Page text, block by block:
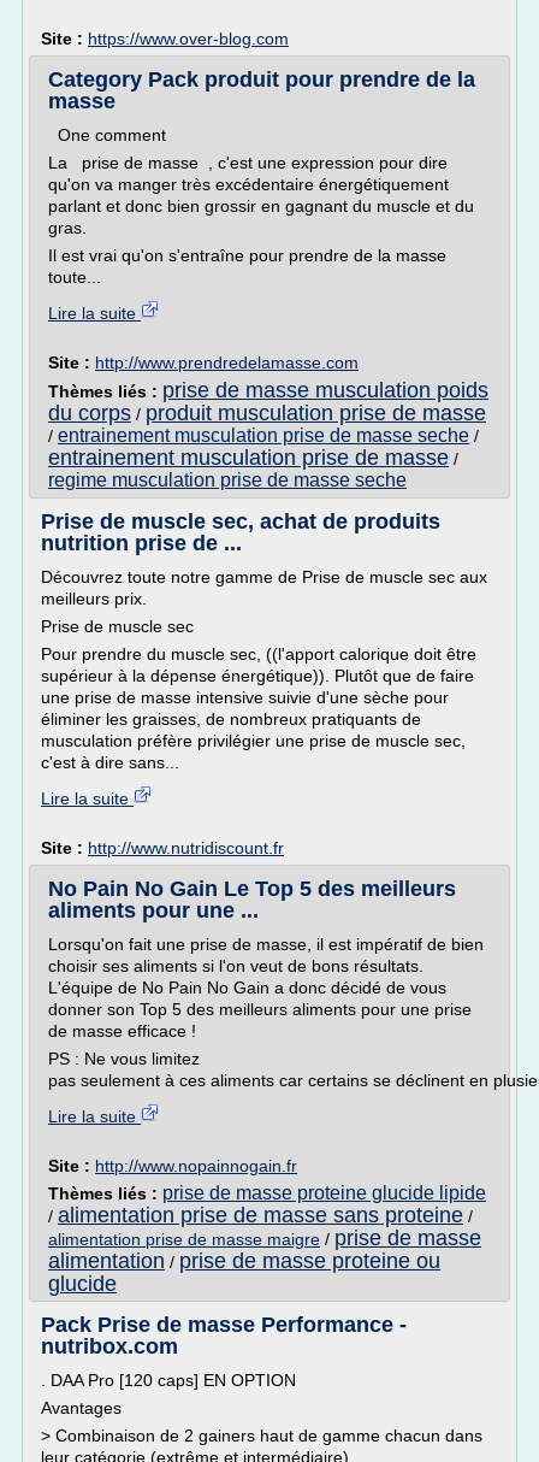
Site : https://www.over-blog.com
Category Pack produit pour prendre de la
masse
One comment
La prise de masse , c'est une expression pour dire
qu'on va manger très excédentaire énergétiquement
parlant et donc bien grossir en gagnant du muscle et du
gras.
Il est vrai qu'on s'entraîne pour prendre de la masse
toute...
Lire la suite
Site : http://www.prendredelamasse.com
Thèmes liés : prise de masse musculation poids
du corps / produit musculation prise de masse
/ entrainement musculation prise de masse seche /
entrainement musculation prise de masse /
regime musculation prise de masse seche
Prise de muscle sec, achat de produits
nutrition prise de ...
Découvrez toute notre gamme de Prise de muscle sec aux
meilleurs prix.
Prise de muscle sec
Pour prendre du muscle sec, ((l'apport calorique doit être
supérieur à la dépense énergétique)). Plutôt que de faire
une prise de masse intensive suivie d'une sèche pour
éliminer les graisses, de nombreux pratiquants de
musculation préfère privilégier une prise de muscle sec,
c'est à dire sans...
Lire la suite
Site : http://www.nutridiscount.fr
No Pain No Gain Le Top 5 des meilleurs
aliments pour une ...
Lorsqu'on fait une prise de masse, il est impératif de bien
choisir ses aliments si l'on veut de bons résultats.
L'équipe de No Pain No Gain a donc décidé de vous
donner son Top 5 des meilleurs aliments pour une prise
de masse efficace !
PS : Ne vous limitez
pas seulement à ces aliments car certains se déclinent en
Lire la suite
Site : http://www.nopainnogain.fr
Thèmes liés : prise de masse proteine glucide lipide
/ alimentation prise de masse sans proteine /
alimentation prise de masse maigre / prise de masse
alimentation / prise de masse proteine ou
glucide
Pack Prise de masse Performance -
nutribox.com
. DAA Pro [120 caps] EN OPTION
Avantages
> Combinaison de 2 gainers haut de gamme chacun dans
leur catégorie (extrême et intermédiaire)